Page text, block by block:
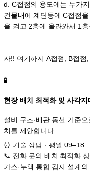
d. C접점의 용도에는 두가
건물내에 계단등에 C접점
을 켜고 2층에 올라와서 1
자!! 여기까지 A접점, B접점
🧪
현장 배치 최적화 및 사각지
설비 구조·배관 동선 기준
치를 제안합니다.
⏰ 기술 상담 · 평일 09–18
📞 전화 문의 배치 최적화
가스·누액 통합 감지 설계의